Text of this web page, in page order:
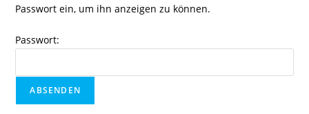
Passwort ein, um ihn anzeigen zu können.
Passwort: